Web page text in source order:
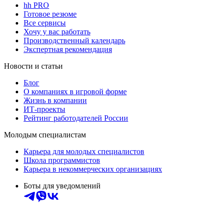
hh PRO
Готовое резюме
Все сервисы
Хочу у вас работать
Производственный календарь
Экспертная рекомендация
Новости и статьи
Блог
О компаниях в игровой форме
Жизнь в компании
ИТ-проекты
Рейтинг работодателей России
Молодым специалистам
Карьера для молодых специалистов
Школа программистов
Карьера в некоммерческих организациях
Боты для уведомлений